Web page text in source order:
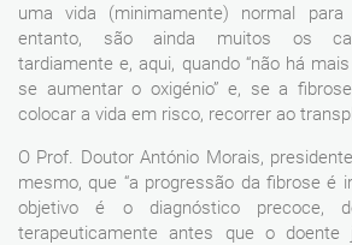
uma vida (minimamente) normal
entanto, são ainda muitos os
tardiamente e, aqui, quando “não há
se aumentar o oxigénio” e, se a
colocar a vida em risco, recorrer ao
O Prof. Doutor António Morais,
mesmo, que “a progressão da fibrose é
objetivo é o diagnóstico precoce,
terapeuticamente antes que o